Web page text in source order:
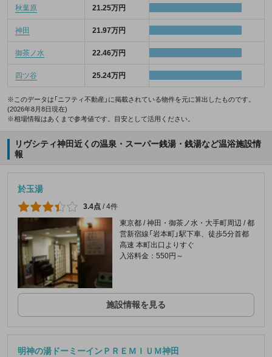
秋葉原 21.25万円
神田 21.97万円
御茶ノ水 22.46万円
四ツ谷 25.24万円
※このデータは「ニフティ不動産」に掲載されている物件を元に算出したものです。
(2026年8月8日現在)
※相場情報はあくまで参考値です。目安として活用ください。
リヴシティ神田近くの温泉・スーパー銭湯・銭湯など温浴施設情
報
於玉湯
3.4点 /4件
東京都 / 神田・御茶ノ水・大手町周辺 / 都
営新宿線「岩本町」駅下車、徒歩5分首都
高速 本町出口よりすぐ
入浴料金：550円～
施設情報を見る
明神の湯ドーミーインＰＲＥＭＩＵＭ神田